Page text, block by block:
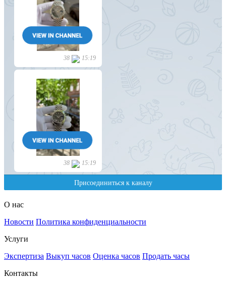
О нас
Новости Политика конфиденциальности
Услуги
Экспертиза Выкуп часов Оценка часов Продать часы
Контакты